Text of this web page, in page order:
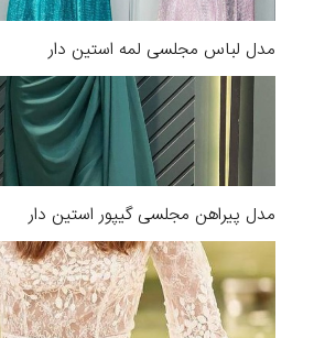
مدل لباس مجلسی لمه استین دار
مدل پیراهن مجلسی گیپور استین دار